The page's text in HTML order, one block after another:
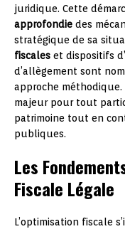
juridique. Cette
approfondie des
stratégique de sa
fiscales et dispositifs
d’allègement sont
approche
majeur pour tout
patrimoine tout en
publiques.
Les
Fiscale Légale
L’optimisation fiscale